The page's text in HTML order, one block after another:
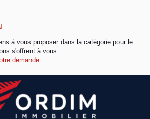
à vous proposer dans la catégorie pour le
s'offrent à vous :
demande